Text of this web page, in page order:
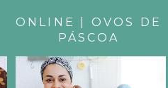
ONLINE | OVOS DE
PÁSCOA